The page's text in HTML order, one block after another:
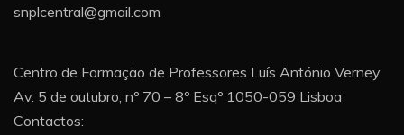
snplcentral@gmail.com
Centro de Formação de Professores Luís António Verney
Av. 5 de outubro, nº 70 – 8º Esqº 1050-059 Lisboa
Contactos: